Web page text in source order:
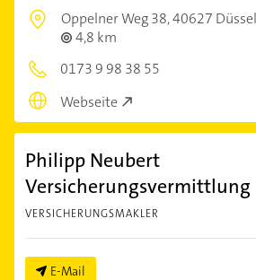
Oppelner Weg 38,40627
4,8 km
0173 9 98 38 55
Webseite
Philipp Neubert
Versicherungsvermittlung
VERSICHERUNGSMAKLER
E-Mail